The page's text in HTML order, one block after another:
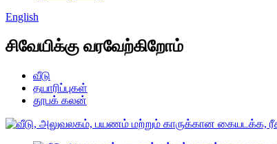
English
சிவேயிக்கு வரவேற்கிறோம்
வீடு
தயாரிப்புகள்
தூபக் கலன்